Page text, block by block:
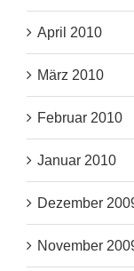
April 2010
März 2010
Februar 2010
Januar 2010
Dezember
November